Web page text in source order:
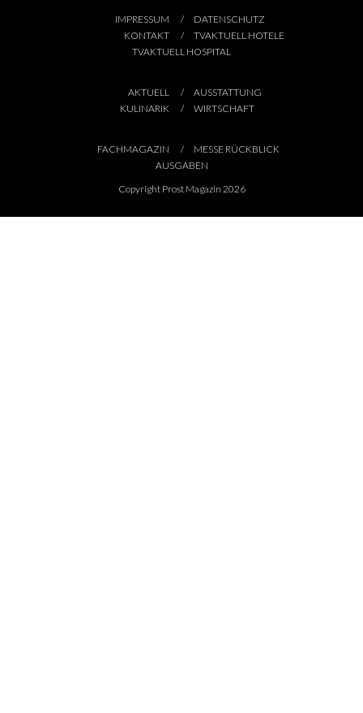
IMPRESSUM
DATENSCHUTZ
KONTAKT
TVAKTUELL HOTELE
TVAKTUELL HOSPITAL
AKTUELL
AUSSTATTUNG
KULINARIK
WIRTSCHAFT
FACHMAGAZIN
MESSE RÜCKBLICK
AUSGABEN
Copyright Prost Magazin 2026